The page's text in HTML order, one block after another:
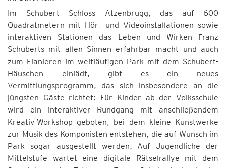
Im Schubert Schloss Atzenbrugg, das auf 600
Quadratmetern mit Hör- und Videoinstallationen sowie
interaktiven Stationen das Leben und Wirken Franz
Schuberts mit allen Sinnen erfahrbar macht und auch
zum Flanieren im weitläufigen Park mit dem Schubert-
Häuschen einlädt, gibt es ein neues
Vermittlungsprogramm, das sich insbesondere an die
jüngsten Gäste richtet: Für Kinder ab der Volksschule
wird ein interaktiver Rundgang mit anschließendem
Kreativ-Workshop geboten, bei dem kleine Kunstwerke
zur Musik des Komponisten entstehen, die auf Wunsch im
Park sogar ausgestellt werden. Auf Jugendliche der
Mittelstufe wartet eine digitale Rätselrallye mit dem